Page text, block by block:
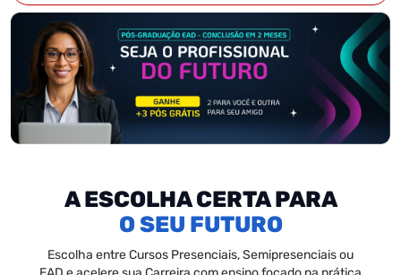
A ESCOLHA CERTA PARA
SEU FUTURO
Escolha entre Cursos Presenciais, Semipresenciais ou